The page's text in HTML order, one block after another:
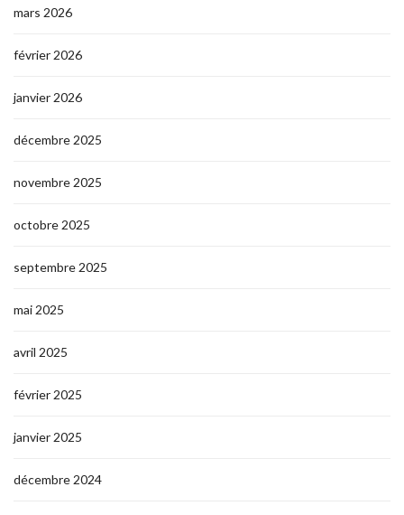
mars 2026
février 2026
janvier 2026
décembre 2025
novembre 2025
octobre 2025
septembre 2025
mai 2025
avril 2025
février 2025
janvier 2025
décembre 2024